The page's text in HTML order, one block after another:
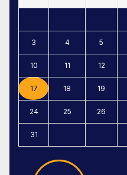
3 4 5
10 11 12
17 18 19
24 25 26
31